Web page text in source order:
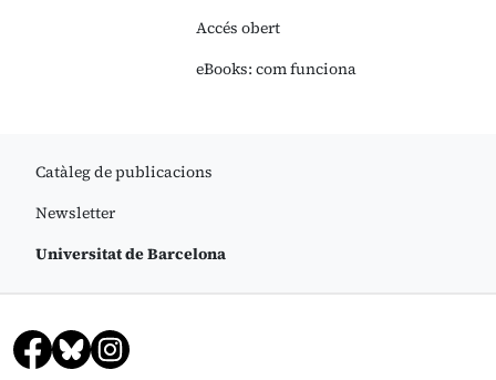
Accés obert
eBooks: com funciona
Catàleg de publicacions
Newsletter
Universitat de Barcelona